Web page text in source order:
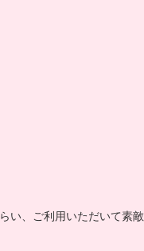
い、ご利用いただいて素